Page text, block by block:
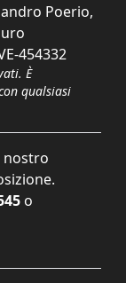
Poerio,
454332
È
qualsiasi
nostro
o